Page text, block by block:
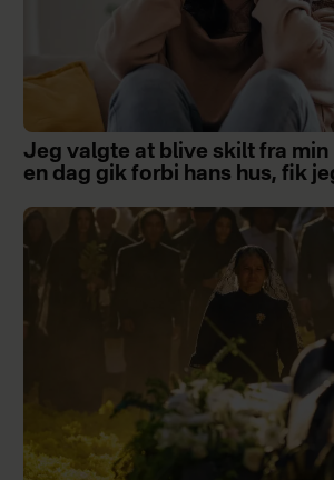
Jeg valgte at blive skilt fra min
en dag gik forbi hans hus, fik